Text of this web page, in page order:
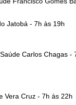
Jatobá - 7h às 19h
Carlos Chagas -
Vera Cruz - 7h às 22h